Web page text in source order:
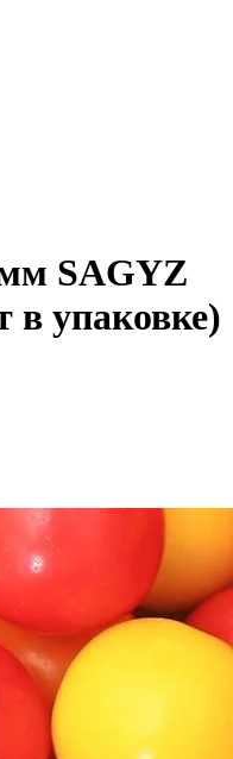
SAGYZ
упаковке)